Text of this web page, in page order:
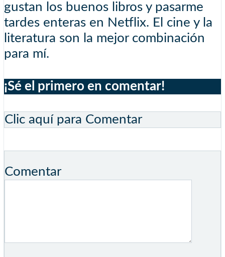
gustan los buenos libros y pasarme
tardes enteras en Netflix. El cine y la
literatura son la mejor combinación
para mí.
¡Sé el primero en comentar!
Clic aquí para Comentar
Comentar